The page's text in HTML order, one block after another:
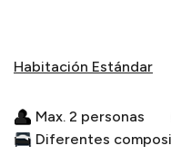
Habitación Estándar
Max. 2 personas
Diferentes